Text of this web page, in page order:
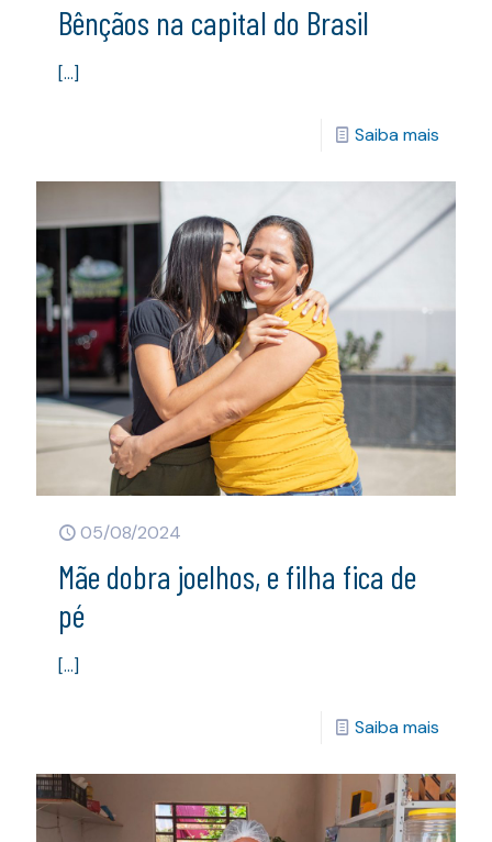
Bênçãos na capital do Brasil
[…]
Saiba mais
05/08/2024
Mãe dobra joelhos, e filha fica de
pé
[…]
Saiba mais